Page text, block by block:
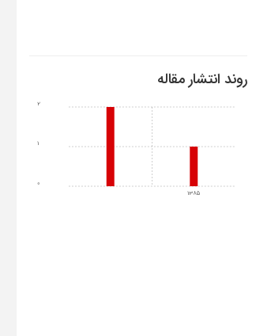
روند انتشار مقاله
1385
0
1
2